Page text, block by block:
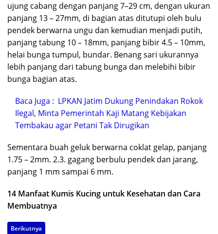
ujung cabang dengan panjang 7–29 cm, dengan ukuran
panjang 13 – 27mm, di bagian atas ditutupi oleh bulu
pendek berwarna ungu dan kemudian menjadi putih,
panjang tabung 10 – 18mm, panjang bibir 4.5 – 10mm,
helai bunga tumpul, bundar. Benang sari ukurannya
lebih panjang dari tabung bunga dan melebihi bibir
bunga bagian atas.
Baca Juga : LPKAN Jatim Dukung Penindakan Rokok
Ilegal, Minta Pemerintah Kaji Matang Kebijakan
Tembakau agar Petani Tak Dirugikan
Sementara buah geluk berwarna coklat gelap, panjang
1.75 – 2mm. 2.3. gagang berbulu pendek dan jarang,
panjang 1 mm sampai 6 mm.
14 Manfaat Kumis Kucing untuk Kesehatan dan Cara
Membuatnya
Berikutnya